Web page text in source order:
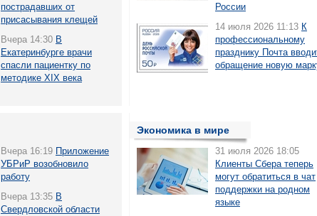
пострадавших от
присасывания клещей
Вчера 14:30 В
Екатеринбурге врачи
спасли пациентку по
методике XIX века
России
14 июля 2026 11:13 К
профессиональному
празднику Почта
обращение новую
Вчера 16:19 Приложение
УБРиР возобновило
работу
Вчера 13:35 В
Свердловской области
Экономика в мире
31 июля 2026 18:05
Клиенты Сбера теперь
могут обратиться в чат
поддержки на родном
языке